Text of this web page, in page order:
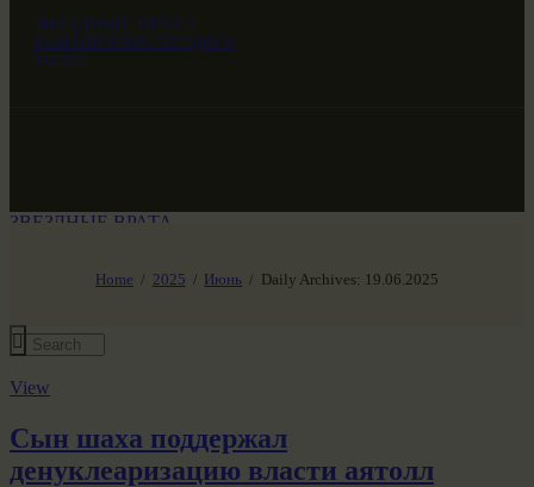
ЗВЕЗДНЫЕ ВРАТА
НАШ МИР ВЧЕРА СЕГОДНЯ И
ЗАВТРА
Home 2025 Июнь Daily Archives: 19.06.2025
ЗВЕЗДНЫЕ ВРАТА
SG-6
View
Сын шаха поддержал
денуклеаризацию власти аятолл